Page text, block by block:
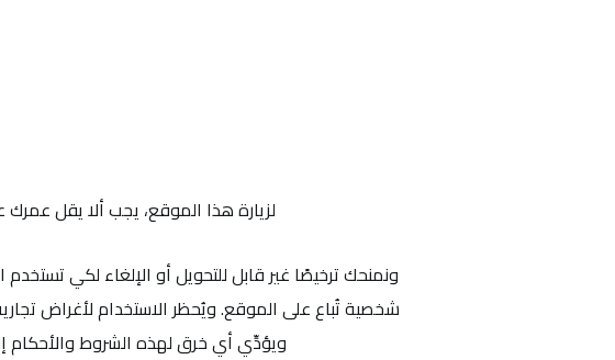
لزيارة هذا الموقع، يجب ألا يقل عمرك عن 18 عامًا أو أن تزور الموقع تحت إشراف أحد الوالدين أو الوصي
ونمنحك ترخيصًا غير قابل للتحويل أو الإلغاء لكي
شخصية تُباع على الموقع. ويُحظر الاستخدام لأغراض
ويؤدِّي أي خرق لهذه الشروط والأحكام